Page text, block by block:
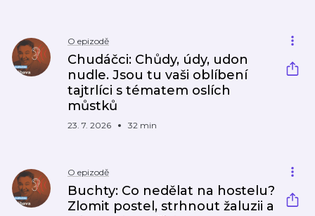
O epizodě
Chudáčci: Chůdy, údy, udon
nudle. Jsou tu vaši oblíbení
tajtrlíci s tématem oslích
můstků
23. 7. 2026 32 min
O epizodě
Buchty: Co nedělat na hostelu?
Zlomit postel, strhnout žaluzii a